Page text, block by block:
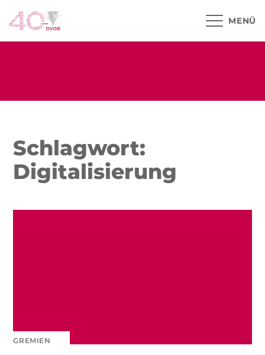
Schlagwort:
Digitalisierung
GREMIEN
MENÜ